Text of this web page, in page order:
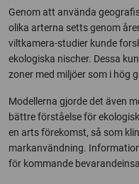
Genom att använda
olika arterna setts genom
viltkamera-studier kunde
ekologiska nischer. Dessa
zoner med miljöer som i hög
Modellerna gjorde det även
bättre förståelse för
en arts förekomst, så som
markanvändning.
för kommande